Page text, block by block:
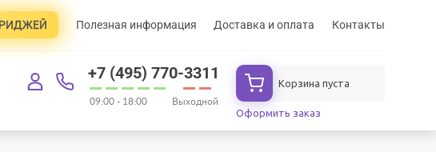
Полезная информация Доставка и оплата Контакты
+7 (495) 770-3311
09:00 - 18:00 Выходной
Корзина пуста
Оформить заказ